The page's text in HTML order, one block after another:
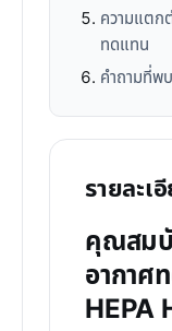
ความแตก
ทดแทน
คำถามที่พ
รายละเ
คุณสม
อากาศ
HEPA